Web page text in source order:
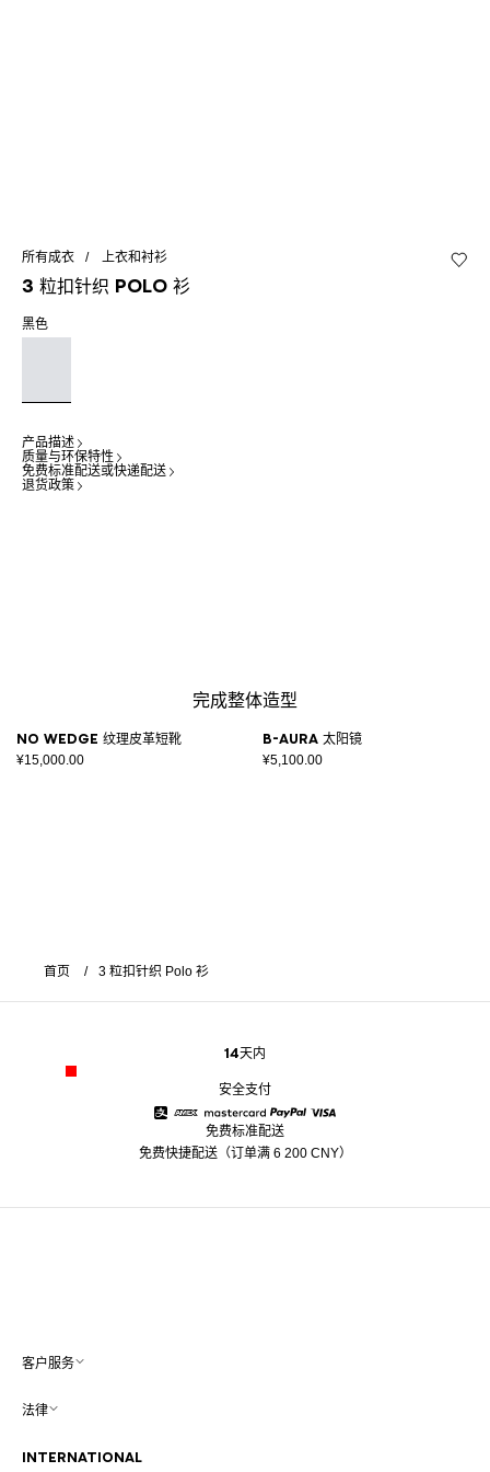
所有成衣 上衣和衬衫
3 粒扣针织 Polo 衫
黑色
产品描述
质量与环保特性
免费标准配送或快递配送
退货政策
完成整体造型
No Wedge 纹理皮革短靴
¥15,000.00
B-Aura 太阳镜
¥5,100.00
首页 3 粒扣针织 Polo 衫
14天内
安全支付
American Express
Mastercard
免费标准配送
免费快捷配送（订单满 6 200 CNY）
INTERNATIONAL
客户服务
法律